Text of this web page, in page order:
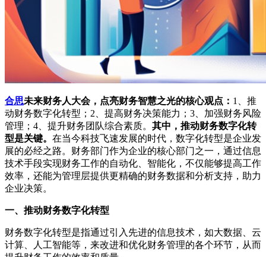
合思未来财务人大会，点亮财务智慧之光的核心观点： 1、推
动财务数字化转型；2、提高财务决策能力；3、加强财务风险
管理；4、提升财务团队综合素质。 其中，推动财务数字化转
型是关键。 在当今科技飞速发展的时代，数字化转型是企业发
展的必经之路。财务部门作为企业的核心部门之一，通过信息
技术手段实现财务工作的自动化、智能化，不仅能够提高工作
效率，还能为管理层提供更精确的财务数据和分析支持，助力
企业决策。
一、推动财务数字化转型
财务数字化转型是指通过引入先进的信息技术，如大数据、云
计算、人工智能等，来改进和优化财务管理的各个环节，从而